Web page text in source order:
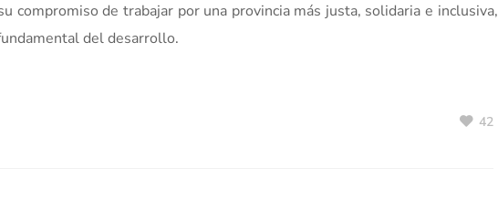
compromiso de trabajar por una provincia más justa, solidaria e inclusiva,
del desarrollo.
42